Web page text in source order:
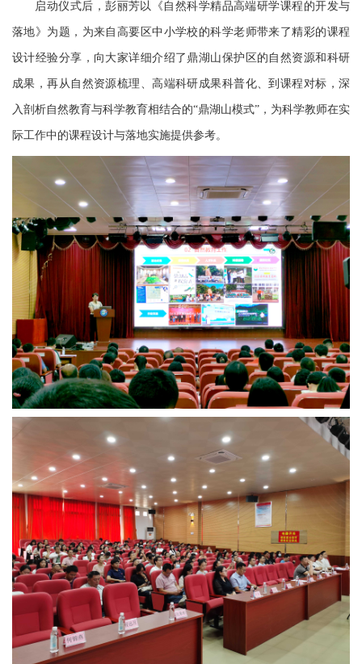
启动仪式后，彭丽芳以《自然科学精品高端研学课程的开发与
落地》为题，为来自高要区中小学校的科学老师带来了精彩的课程
设计经验分享，向大家详细介绍了鼎湖山保护区的自然资源和科研
成果，再从自然资源梳理、高端科研成果科普化、到课程对标，深
入剖析自然教育与科学教育相结合的“鼎湖山模式”，为科学教师在实
际工作中的课程设计与落地实施提供参考。